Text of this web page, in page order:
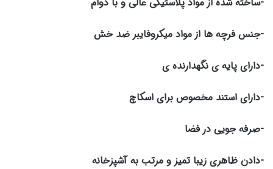
-جنس فرچه ها از مواد میکروفایبر ضد خش
-دارای پایه ی نگهدارنده ی
-دارای استند مخصوص برای اسکاچ
-صرفه جویی در فضا
-دادن ظاهری زیبا تمیز و مرتب به آشپزخانه